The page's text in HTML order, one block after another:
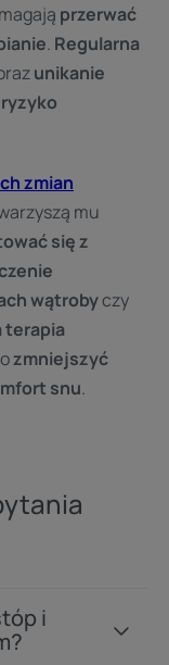
przerwać
. Regularna
unikanie
ryzyko
zmian
mu
się z
wątrobyczy
terapia
zmniejszyć
snu.
i